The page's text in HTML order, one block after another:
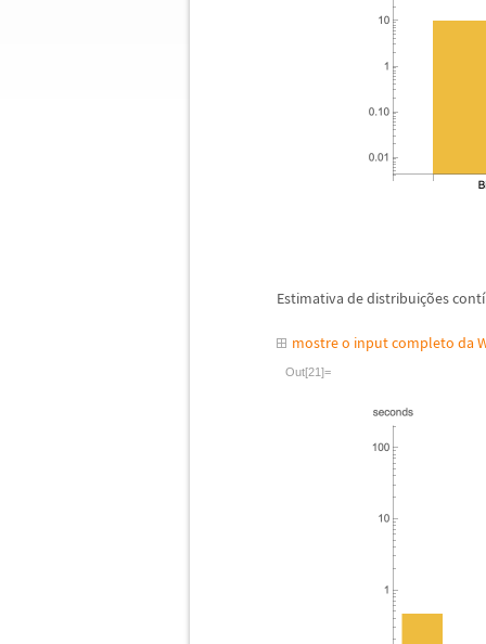
Estimativa de distribuições contí
mostre o input completo da
Out[21]=